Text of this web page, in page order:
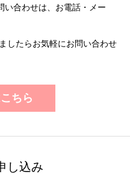
い合わせは、お電話・メー
したらお気軽にお問い合わせ
ちら
し込み